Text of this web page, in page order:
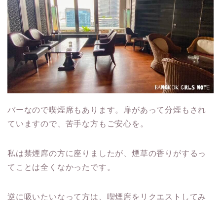
バーなので喫煙席もあります。扉があって分煙もされ
ていますので、苦手な方もご安心を。
私は禁煙席の方に座りましたが、煙草の香りがするっ
てことは全くなかったです。
逆に吸いたいなって方は、喫煙席をリクエストしてみ